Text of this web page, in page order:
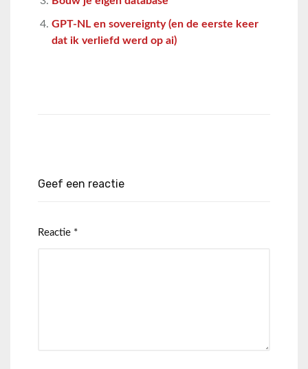
GPT-NL en sovereignty (en de eerste keer
dat ik verliefd werd op ai)
Geef een reactie
Reactie *